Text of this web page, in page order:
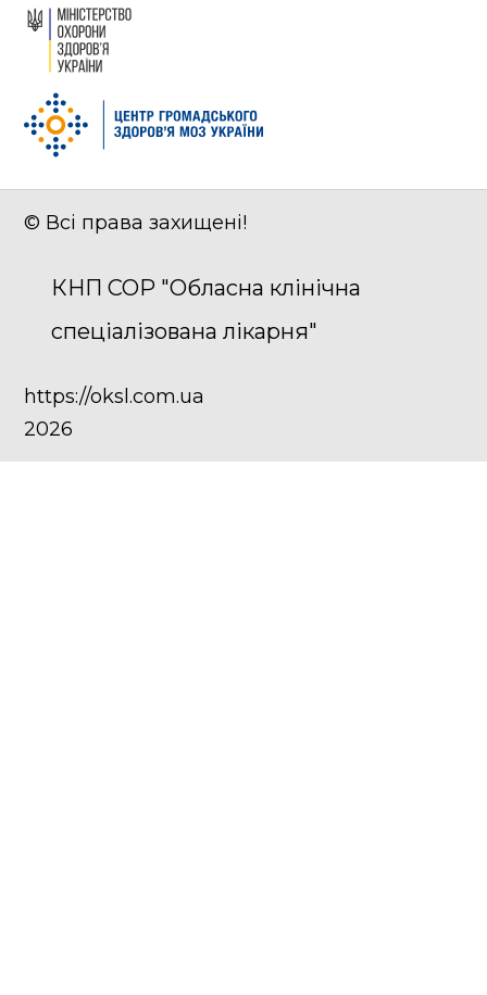
© Всі права захищені!
КНП СОР "Обласна клінічна
спеціалізована лікарня"
https://oksl.com.ua
2026